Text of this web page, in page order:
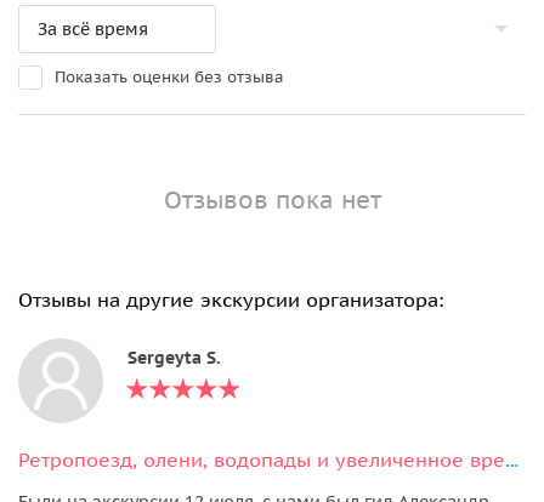
Показать оценки без отзыва
Отзывов пока нет
Отзывы на другие экскурсии организатора:
Sergeyta S.
Ретропоезд, олени, водопады и увеличенное время в парке Рускеала